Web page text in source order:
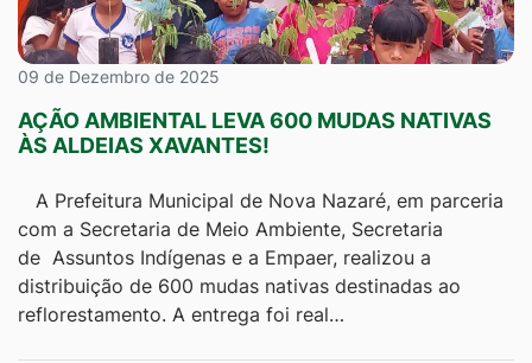
09 de Dezembro de 2025
AÇÃO AMBIENTAL LEVA 600 MUDAS NATIVAS
ÀS ALDEIAS XAVANTES!
A Prefeitura Municipal de Nova Nazaré, em parceria
com a Secretaria de Meio Ambiente, Secretaria
de Assuntos Indígenas e a Empaer, realizou a
distribuição de 600 mudas nativas destinadas ao
reflorestamento. A entrega foi real…